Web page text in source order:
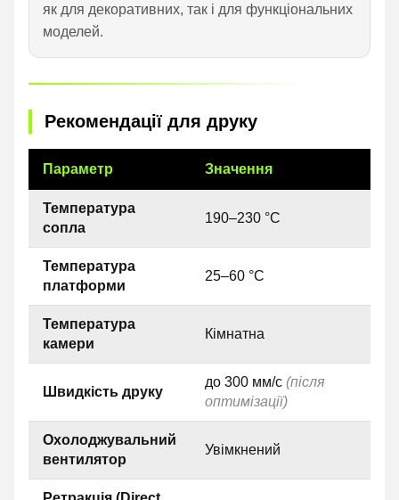
як для декоративних, так і для функціональних
моделей.
Рекомендації для друку
Параметр Значення
Температура
сопла
190–230 °C
Температура
платформи
25–60 °C
Температура
камери
Кімнатна
Швидкість друку
до 300 мм/с (після
оптимізації)
Охолоджувальний
вентилятор
Увімкнений